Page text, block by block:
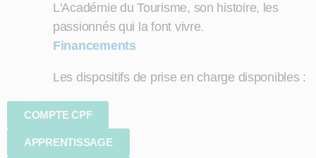
L'Académie du Tourisme, son histoire, les
passionnés qui la font vivre.
Financements
Les dispositifs de prise en charge disponibles :
COMPTE CPF
APPRENTISSAGE